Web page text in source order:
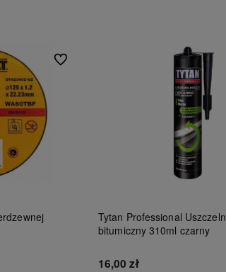
Do ulubionych
Tytan Professional
bitumiczny 310ml czarny
16,00 zł